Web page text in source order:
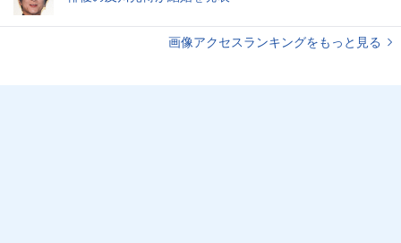
画像アクセスランキングをもっと見る